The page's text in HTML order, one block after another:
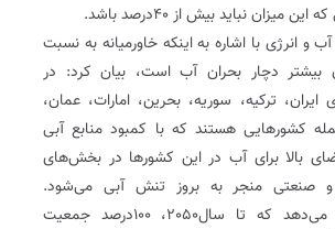
نباید بیش از 40‌درصد باشد.
و انرژی با اشاره به اینکه خاورمیانه به نسبت
بیشتر دچار بحران آب است، بیان کرد: در
ایران، ترکیه، سوریه، بحرین، امارات، عمان،
کشورهایی هستند که با کمبود منابع آبی
بالا برای آب در این کشورها در بخش‌های
و صنعتی منجر به بروز تنش آبی می‌شود.
پیش‌بینی‌ها نشان می‌دهد که تا سال2050، 100‌درصد جمعیت